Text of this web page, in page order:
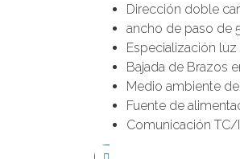
Dirección doble
ancho de paso de
Especialización
Bajada de Brazos
Medio ambiente
Fuente de
Comunicación TC/